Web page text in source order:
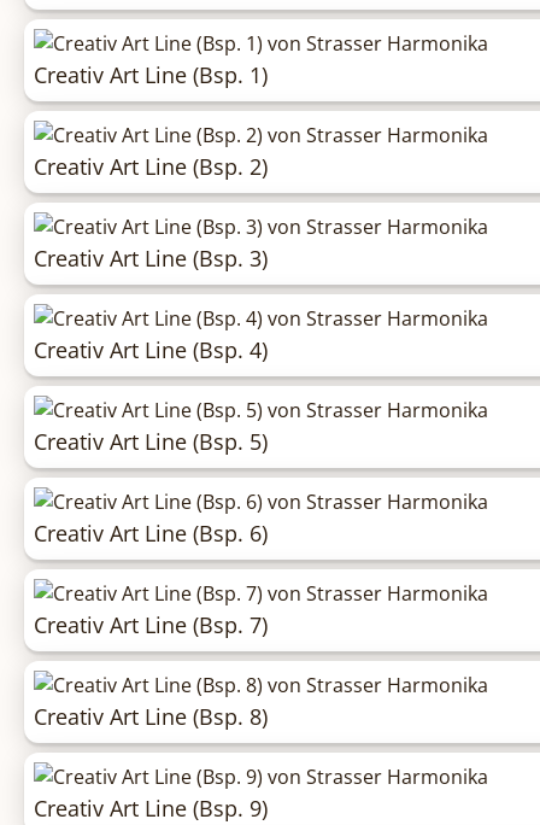
Creativ Art Line (Bsp. 1)
Creativ Art Line (Bsp. 2)
Creativ Art Line (Bsp. 3)
Creativ Art Line (Bsp. 4)
Creativ Art Line (Bsp. 5)
Creativ Art Line (Bsp. 6)
Creativ Art Line (Bsp. 7)
Creativ Art Line (Bsp. 8)
Creativ Art Line (Bsp. 9)